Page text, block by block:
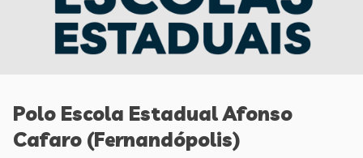
Polo Escola Estadual Afonso
Cafaro (Fernandópolis)